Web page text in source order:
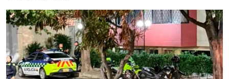
Contenido multimedia principal